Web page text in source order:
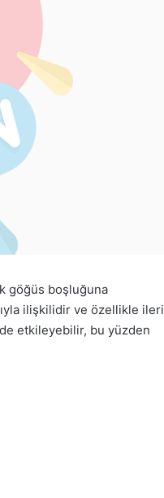
göğüs boşluğuna
ilişkilidir ve özellikle ileri
etkileyebilir, bu yüzden